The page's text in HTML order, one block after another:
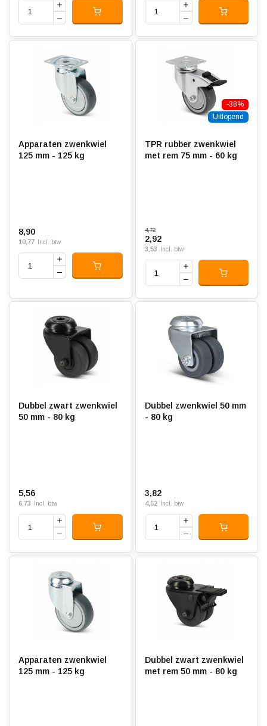
Apparaten zwenkwiel
125 mm - 125 kg
8,90
10,77 Incl. btw
-38%
Uitlopend
TPR rubber zwenkwiel
met rem 75 mm - 60 kg
4,72
2,92
3,53 Incl. btw
Dubbel zwart zwenkwiel
50 mm - 80 kg
5,56
6,73 Incl. btw
Dubbel zwenkwiel 50 mm
- 80 kg
3,82
4,62 Incl. btw
Apparaten zwenkwiel
125 mm - 125 kg
Dubbel zwart zwenkwiel
met rem 50 mm - 80 kg